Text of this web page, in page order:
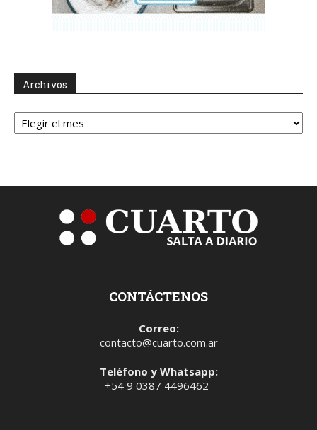
Archivos
Archivos
CONTÁCTENOS
Correo:
contacto@cuarto.com.ar
Teléfono y Whatsapp:
+54 9 0387 4496462